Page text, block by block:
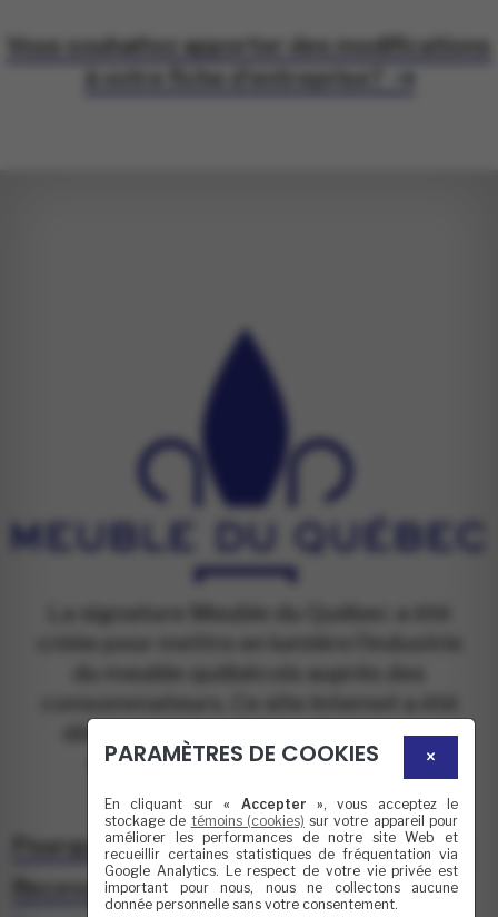
Vous souhaitez apporter des modifications
La signature Meuble du Québec a été
développé en collaboration avec le
ministère de l’Économie et de
l’Innovation du Québec.
Pourquoi choisir un Meuble du Québec
Recevoir l'infolettre
×
PARAMÈTRES DE COOKIES
En cliquant sur« Accepter », vous acceptez le
stockage de témoins (cookies) sur votre appareil pour
améliorer les performances de notre site Web et
recueillir certaines statistiques de fréquentation via
Google Analytics. Le respect de votre vie privée est
important pour nous, nous ne collectons aucune
donnée personnelle sans votre consentement.